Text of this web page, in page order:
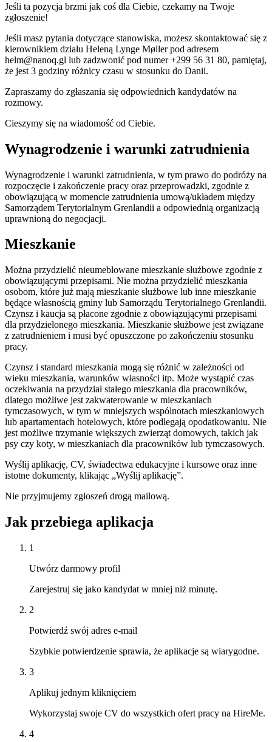
Jeśli ta pozycja brzmi jak coś dla Ciebie, czekamy na Twoje
zgłoszenie!
Jeśli masz pytania dotyczące stanowiska, możesz skontaktować się z
kierownikiem działu Heleną Lynge Møller pod adresem
helm@nanoq.gl lub zadzwonić pod numer +299 56 31 80, pamiętaj,
że jest 3 godziny różnicy czasu w stosunku do Danii.
Zapraszamy do zgłaszania się odpowiednich kandydatów na
rozmowy.
Cieszymy się na wiadomość od Ciebie.
Wynagrodzenie i warunki zatrudnienia
Wynagrodzenie i warunki zatrudnienia, w tym prawo do podróży na
rozpoczęcie i zakończenie pracy oraz przeprowadzki, zgodnie z
obowiązującą w momencie zatrudnienia umową/układem między
Samorządem Terytorialnym Grenlandii a odpowiednią organizacją
uprawnioną do negocjacji.
Mieszkanie
Można przydzielić nieumeblowane mieszkanie służbowe zgodnie z
obowiązującymi przepisami. Nie można przydzielić mieszkania
osobom, które już mają mieszkanie służbowe lub inne mieszkanie
będące własnością gminy lub Samorządu Terytorialnego Grenlandii.
Czynsz i kaucja są płacone zgodnie z obowiązującymi przepisami
dla przydzielonego mieszkania. Mieszkanie służbowe jest związane
z zatrudnieniem i musi być opuszczone po zakończeniu stosunku
pracy.
Czynsz i standard mieszkania mogą się różnić w zależności od
wieku mieszkania, warunków własności itp. Może wystąpić czas
oczekiwania na przydział stałego mieszkania dla pracowników,
dlatego możliwe jest zakwaterowanie w mieszkaniach
tymczasowych, w tym w mniejszych wspólnotach mieszkaniowych
lub apartamentach hotelowych, które podlegają opodatkowaniu. Nie
jest możliwe trzymanie większych zwierząt domowych, takich jak
psy czy koty, w mieszkaniach dla pracowników lub tymczasowych.
Wyślij aplikację, CV, świadectwa edukacyjne i kursowe oraz inne
istotne dokumenty, klikając „Wyślij aplikację”.
Nie przyjmujemy zgłoszeń drogą mailową.
Jak przebiega aplikacja
1
Utwórz darmowy profil
Zarejestruj się jako kandydat w mniej niż minutę.
2
Potwierdź swój adres e-mail
Szybkie potwierdzenie sprawia, że aplikacje są wiarygodne.
3
Aplikuj jednym kliknięciem
Wykorzystaj swoje CV do wszystkich ofert pracy na HireMe.
4